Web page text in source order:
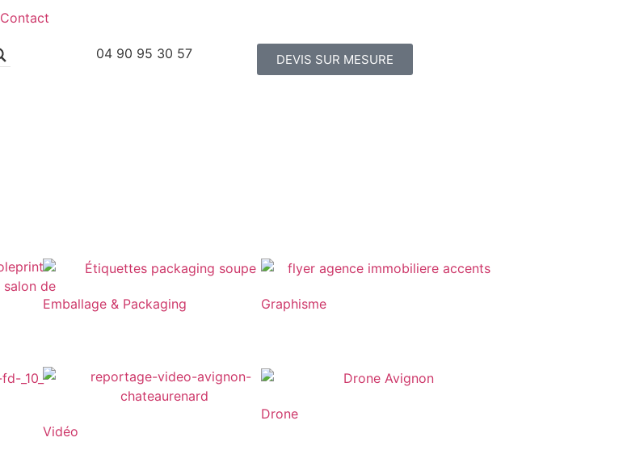
Contact
04 90 95 30 57 DEVIS SUR MESURE
Emballage & Packaging Graphisme
Vidéo
Drone